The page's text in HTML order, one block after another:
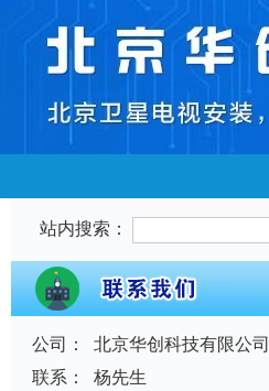
站内搜索：
公司：
北京华创科技有限公司
联系：
杨先生